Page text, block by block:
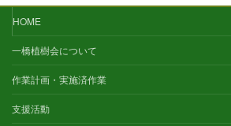
HOME
一橋植樹会について
作業計画・実施済作業
支援活動